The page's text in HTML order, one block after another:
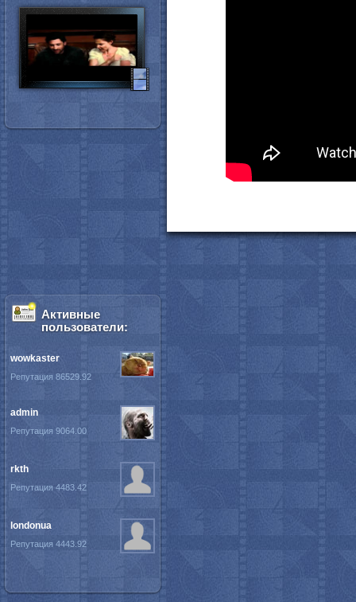
Активные
пользователи:
wowkaster
Репутация 86529.92
admin
Репутация 9064.00
rkth
Репутация 4483.42
londonua
Репутация 4443.92